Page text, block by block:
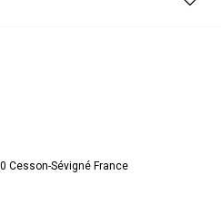
Cesson-Sévigné France